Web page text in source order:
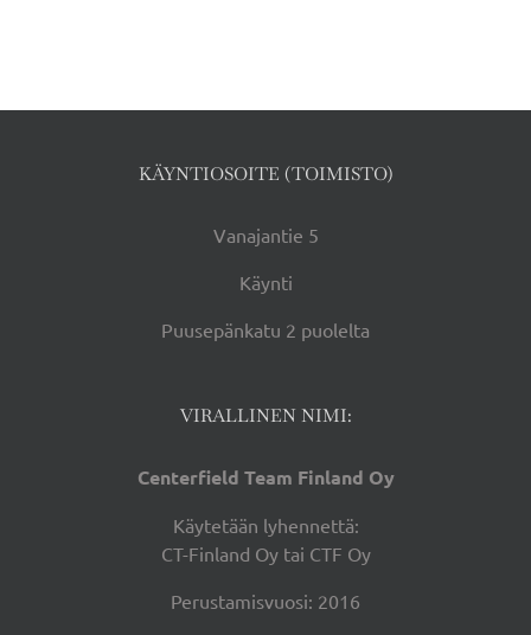
jäseneksi
KÄYNTIOSOITE (TOIMISTO)
Vanajantie 5
Käynti
Puusepänkatu 2 puolelta
VIRALLINEN NIMI:
Centerfield Team Finland Oy
Käytetään lyhennettä:
CT-Finland Oy tai CTF Oy
Perustamisvuosi: 2016